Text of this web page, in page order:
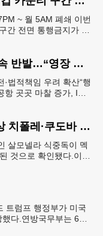
~ 월 5AM 폐쇄 이번
간 전면 통행금지가 시
항공사들, ICE 공항 단속 반발…“영장 없인 협조 불가”
법적책임 우려 확산“행
곳곳 마찰 증가, ICE
할라피뇨 살모넬라 비상 치폴레·쿠도바 긴급 회수
살모넬라 식중독이 멕
것으로 확인됐다.이에
트럼프 행정부가 미국
다.연방국무부는 6일